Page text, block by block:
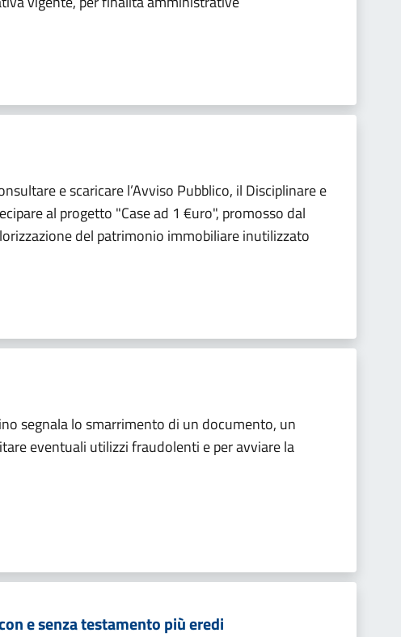
e scaricare l’Avviso Pubblico, il Disciplinare e
al progetto "Case ad 1 €uro", promosso dal
del patrimonio immobiliare inutilizzato
segnala lo smarrimento di un documento, un
eventuali utilizzi fraudolenti e per avviare la
e senza testamento più eredi